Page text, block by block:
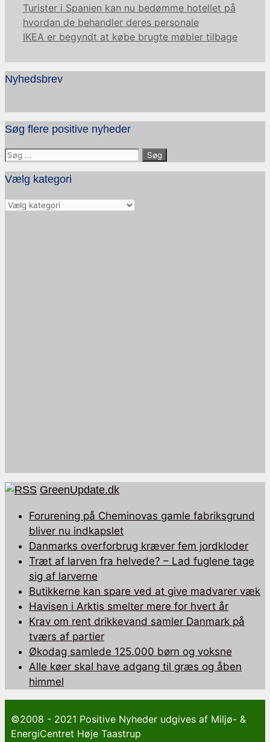
Turister i Spanien kan nu bedømme hotellet på
hvordan de behandler deres personale
IKEA er begyndt at købe brugte møbler tilbage
Nyhedsbrev
Søg flere positive nyheder
Søg
efter:
Vælg kategori
Vælg
GreenUpdate.dk
Forurening på Cheminovas gamle fabriksgrund
bliver nu indkapslet
Danmarks overforbrug kræver fem jordkloder
Træt af larven fra helvede? – Lad fuglene tage
sig af larverne
Butikkerne kan spare ved at give madvarer væk
Havisen i Arktis smelter mere for hvert år
Krav om rent drikkevand samler Danmark på
tværs af partier
Økodag samlede 125.000 børn og voksne
Alle køer skal have adgang til græs og åben
himmel
©2008 - 2021 Positive Nyheder udgives af Miljø- &
EnergiCentret Høje Taastrup